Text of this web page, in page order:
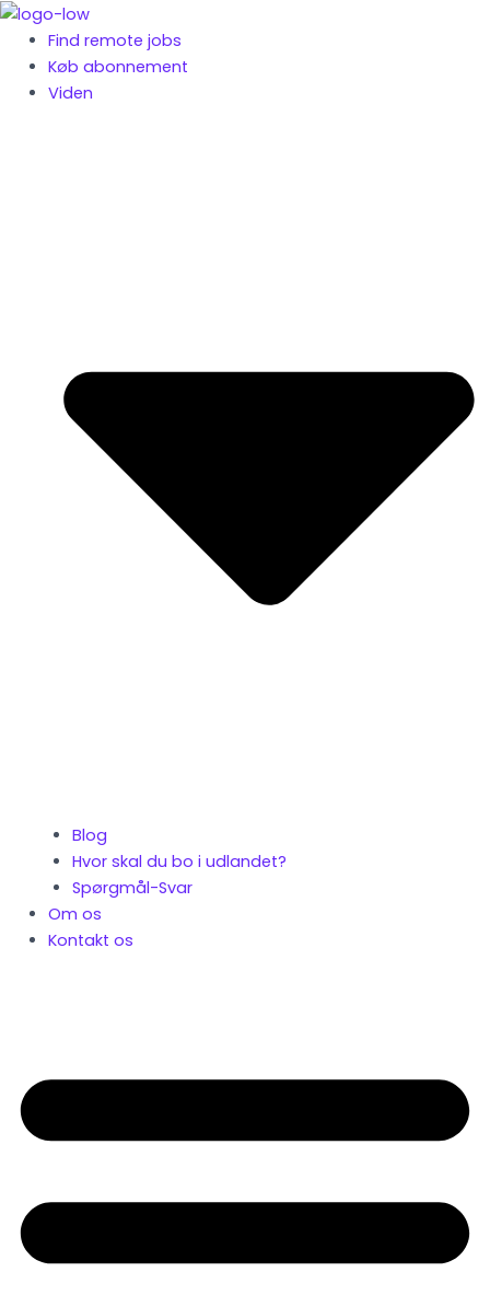
Gå
indholdet
Find remote jobs
Køb abonnement
Viden
Blog
Hvor skal du bo i udlandet?
Spørgmål-Svar
Om os
Kontakt os